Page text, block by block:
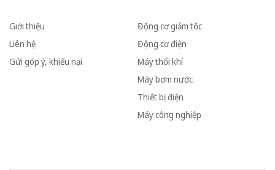
Giới thiệu
Liên hệ
Gửi góp ý, khiếu nại
Động cơ giảm tốc
Động cơ điện
Máy thổi khí
Máy bơm nước
Thiết bị điện
Máy công nghiệp